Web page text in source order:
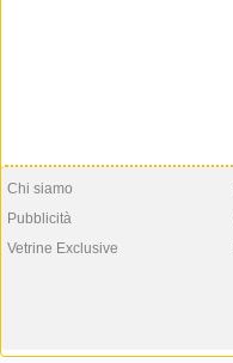
Chi siamo
Pubblicità
Vetrine Exclusive